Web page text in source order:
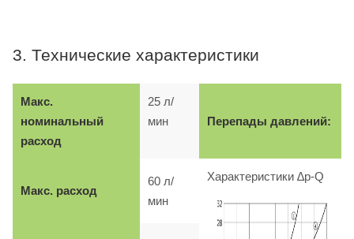
3. Технические характеристики
Макс.
номинальный
расход
25 л/
мин
Перепады давлений:
Макс. расход
60 л/
мин
Характеристики ∆p-Q